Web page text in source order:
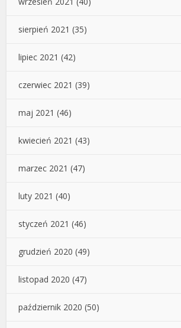
sierpień 2021 (35)
lipiec 2021 (42)
czerwiec 2021 (39)
maj 2021 (46)
kwiecień 2021 (43)
marzec 2021 (47)
luty 2021 (40)
styczeń 2021 (46)
grudzień 2020 (49)
listopad 2020 (47)
październik 2020 (50)